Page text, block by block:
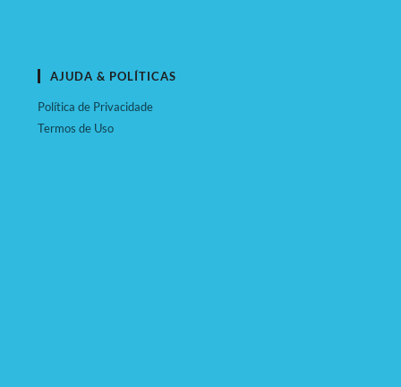
AJUDA & POLÍTICAS
Política de Privacidade
Termos de Uso